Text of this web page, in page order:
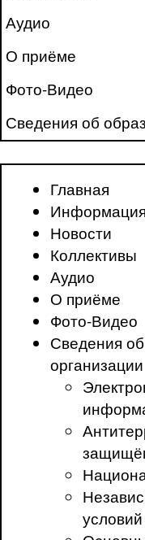
Аудио
О приёме
Фото-Видео
Сведения об
Главная
Информация
Новости
Коллективы
Аудио
О приёме
Фото-Видео
Сведения
организации